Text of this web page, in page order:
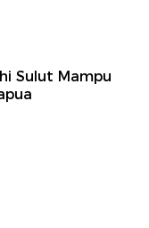
Sulut Mampu